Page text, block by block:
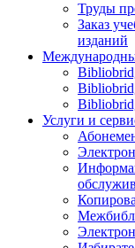
Труды
Заказ
изданий
Услуги и